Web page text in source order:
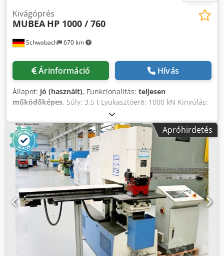
Schwabach 670 km
Kivágóprés
MUBEA HP 1000 / 760
Árinformáció Hívás
Állapot: jó (használt), Funkcionalitás: teljesen
működőképes, Súly: 3,5 t Lyukasztóerő: 1000 kN Kinyúlás:
760 mm Cedpfezmp I Iox Amaerf Pl.: 40 mm átmérőjű lyuk
készítése 22 mm vastag acélban. Meghajtó teljesítmény:
8,5 kW Magasság (kb.): 2,15 m Szélesség x Mélység (kb.):
0,8 x 2 m A munkamenet indítása lábkapcsolóval.
Apróhirdetés